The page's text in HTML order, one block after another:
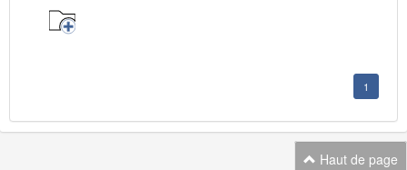
1
Haut de page